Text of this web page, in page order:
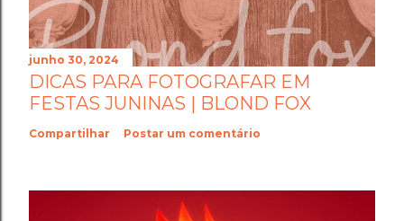
junho 30, 2024
DICAS PARA FOTOGRAFAR EM
FESTAS JUNINAS | BLOND FOX
Compartilhar Postar um comentário